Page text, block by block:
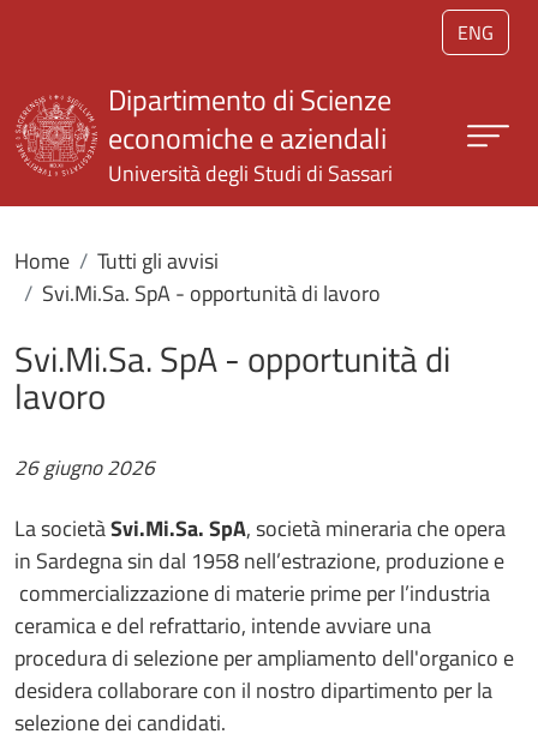
Salta al contenuto principale
ENG
Dipartimento di Scienze
economiche e aziendali
Università degli Studi di Sassari
Home
Tutti gli avvisi
Svi.Mi.Sa. SpA - opportunità di lavoro
Svi.Mi.Sa. SpA - opportunità di
lavoro
26 giugno 2026
La societàSvi.Mi.Sa. SpA, società mineraria che opera
in Sardegna sin dal 1958 nell’estrazione, produzione e
commercializzazione di materie prime per l’industria
ceramica e del refrattario, intende avviare una
procedura di selezione per ampliamento dell'organico e
desidera collaborare con il nostro dipartimento per la
selezione dei candidati.